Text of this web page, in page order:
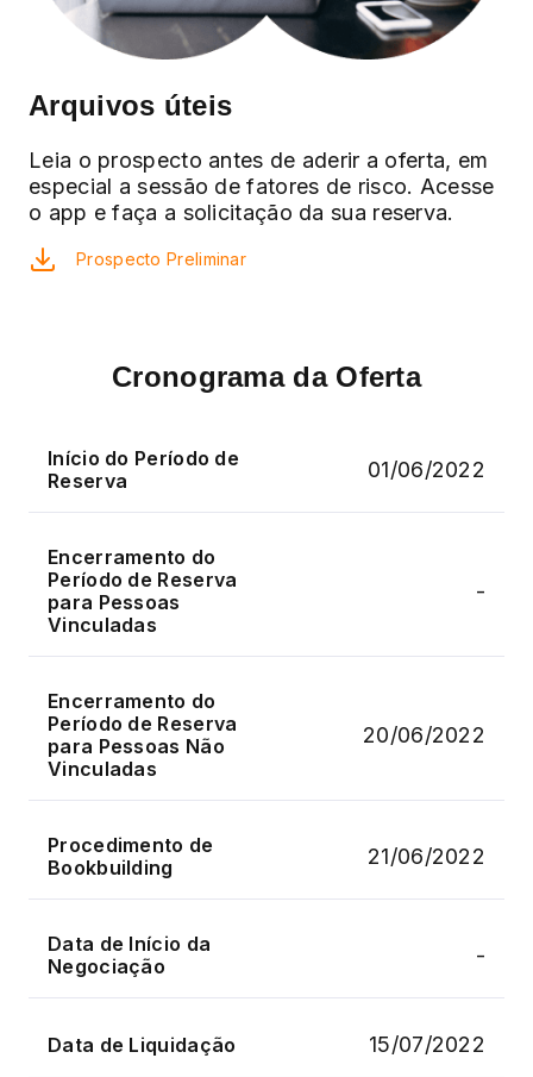
Arquivos úteis
Leia o prospecto antes de aderir a oferta, em
especial a sessão de fatores de risco. Acesse
o app e faça a solicitação da sua reserva.
Prospecto Preliminar
Cronograma da Oferta
Início do Período de
Reserva
01/06/2022
Encerramento do
Período de Reserva
para Pessoas
Vinculadas
-
Encerramento do
Período de Reserva
para Pessoas Não
Vinculadas
20/06/2022
Procedimento de
Bookbuilding
21/06/2022
Data de Início da
Negociação
-
Data de Liquidação 15/07/2022